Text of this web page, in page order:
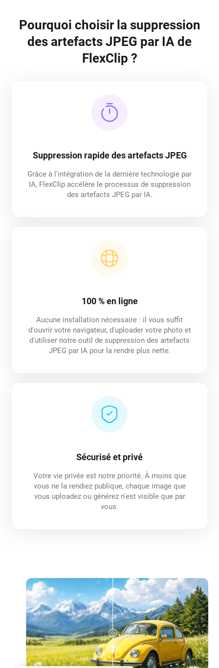
Pourquoi choisir la suppression
des artefacts JPEG par IA de
FlexClip ?
Suppression rapide des artefacts JPEG
Grâce à l'intégration de la dernière technologie par
IA, FlexClip accélère le processus de suppression
des artefacts JPEG par IA.
100 % en ligne
Aucune installation nécessaire : il vous suffit
d'ouvrir votre navigateur, d'uploader votre photo et
d'utiliser notre outil de suppression des artefacts
JPEG par IA pour la rendre plus nette.
Sécurisé et privé
Votre vie privée est notre priorité. À moins que
vous ne la rendiez publique, chaque image que
vous uploadez ou générez n'est visible que par
vous.